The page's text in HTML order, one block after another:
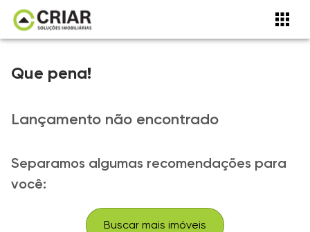
Que pena!
Lançamento não encontrado
Separamos algumas recomendações para
você:
Buscar mais imóveis